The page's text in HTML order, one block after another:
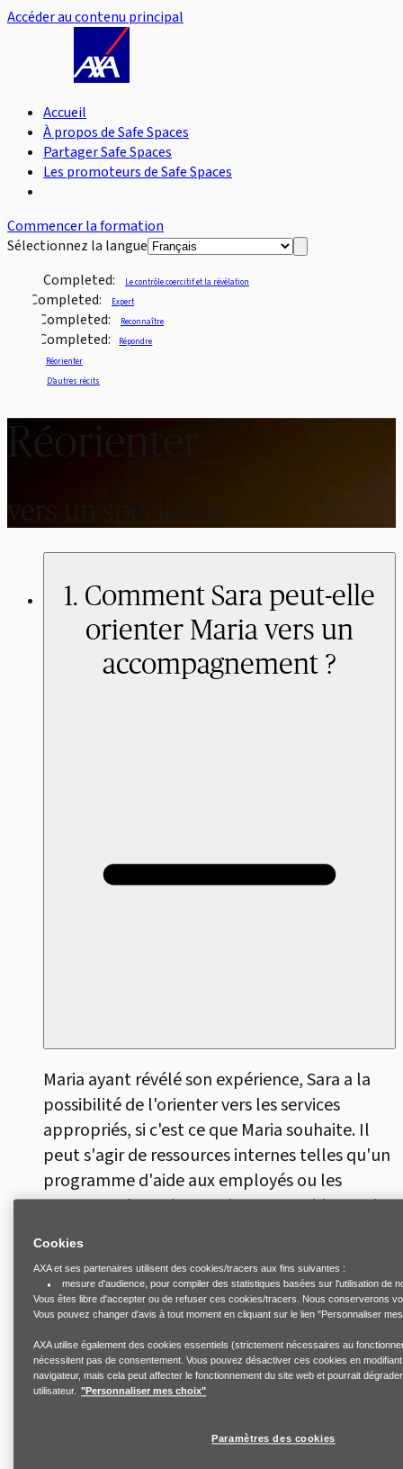
Accéder au contenu principal
Accueil
À propos de Safe Spaces
Partager Safe Spaces
Les promoteurs de Safe Spaces
Commencer la formation
Sélectionnez la langue
Completed:
Le contrôle coercitif et la révélation
Completed: Expert
Completed: Reconnaître
Completed:
Répondre
Réorienter
D’autres récits
1. Comment Sara peut-elle
orienter Maria vers un
accompagnement ?
Maria ayant révélé son expérience, Sara a la
possibilité de l'orienter vers les services
appropriés, si c'est ce que Maria souhaite. Il
peut s'agir de ressources internes telles qu'un
programme d'aide aux employés ou les
ressources humaines, qui peuvent aider Maria
d’horaires, autorisations d’absence pour des
rendez-vous médicaux ou juridiques,
également être pertinent d'orienter Maria vers
un accompagnement spécialisé externe à
hébergement d'urgence ou un suivi médical.
Cookies
AXA et ses partenaires utilisent des cookies/tracers aux fins suivantes :
mesure d'audience, pour compiler des statistiques basées sur l'utilisation de
Vous êtes libre d'accepter ou de refuser ces cookies/tracers. Nous conserverons
Vous pouvez changer d'avis à tout moment en cliquant sur le lien "Personnaliser
AXA utilise également des cookies essentiels (strictement nécessaires au
nécessitent pas de consentement. Vous pouvez désactiver ces cookies en
navigateur, mais cela peut affecter le fonctionnement du site web et pourrait
utilisateur. "Personnaliser mes choix"
Paramètres des cookies